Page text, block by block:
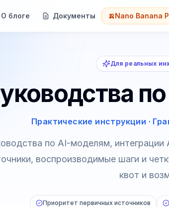
О блоге Документы 🍌Nano Banana
Для реальных
Практические инструкции ·
по AI-моделям,
воспроизводимые шаги и
квот и
Приоритет первичных источников